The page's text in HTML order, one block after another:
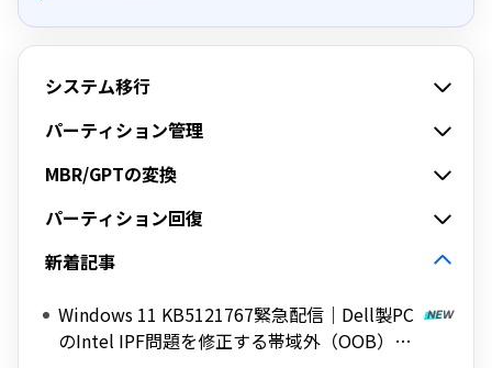
システム移行
パーティション管理
MBR/GPTの変換
パーティション回復
新着記事
Windows 11 KB5121767緊急配信｜Dell製PC
のIntel IPF問題を修正する帯域外（OOB）ア